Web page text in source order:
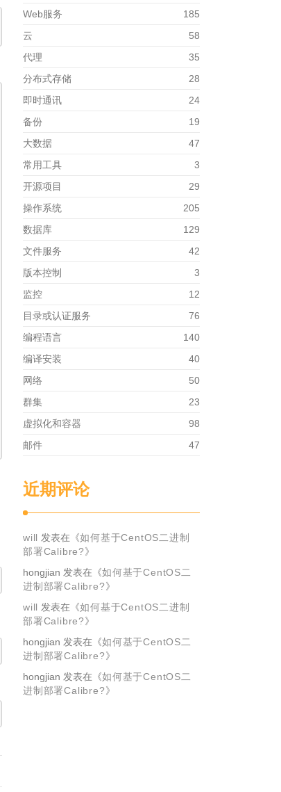
Web服务
185
云
58
代理
35
分布式存储
28
即时通讯
24
备份
19
大数据
47
常用工具
3
开源项目
29
操作系统
205
数据库
129
文件服务
42
版本控制
3
监控
12
目录或认证服务
76
编程语言
140
编译安装
40
网络
50
群集
23
虚拟化和容器
98
邮件
47
近期评论
will 发表在《如何基于CentOS二进制
部署Calibre?》
hongjian 发表在《如何基于CentOS二
进制部署Calibre?》
will 发表在《如何基于CentOS二进制
部署Calibre?》
hongjian 发表在《如何基于CentOS二
进制部署Calibre?》
hongjian 发表在《如何基于CentOS二
进制部署Calibre?》